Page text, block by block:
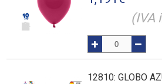
(IVA
12810: GLOBO